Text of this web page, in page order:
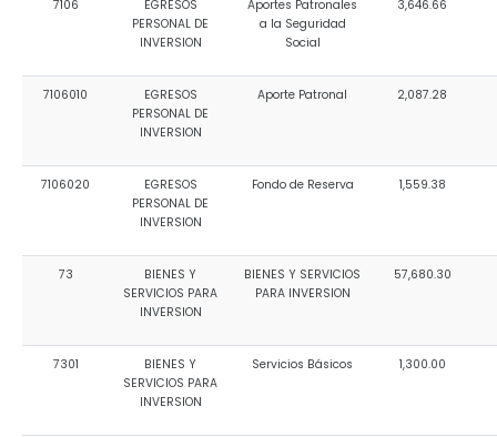
7106
EGRESOS
PERSONAL DE
INVERSION
Aportes Patronales
a la Seguridad
Social
3,646.66
7106010
EGRESOS
PERSONAL DE
INVERSION
Aporte Patronal 2,087.28
7106020
EGRESOS
PERSONAL DE
INVERSION
Fondo de Reserva 1,559.38
73
BIENES Y
SERVICIOS PARA
INVERSION
BIENES Y SERVICIOS
PARA INVERSION
57,680.30
7301
BIENES Y
SERVICIOS PARA
INVERSION
Servicios Básicos 1,300.00